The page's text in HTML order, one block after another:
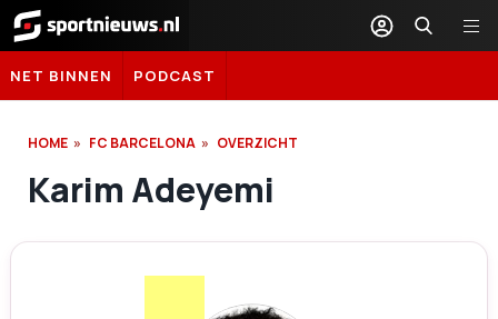
Sportnieuws.nl
NET BINNEN PODCAST
HOME FC BARCELONA OVERZICHT
Karim Adeyemi